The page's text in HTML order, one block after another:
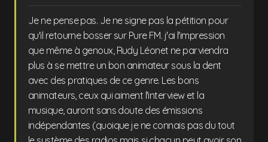
Je ne pense pas. Je ne signe pas la pétition pour
qu'il retourne bosser sur Pure FM. j'ai l'impression
que même à genoux, Rudy Léonet ne parviendra
plus à se mettre un bon animateur sous la dent
avec des pratiques de ce genre. Les bons
animateurs, ceux qui aiment l'interview et la
musique, auront sans doute des émissions
indépendantes (quoique je ne connais pas du tout